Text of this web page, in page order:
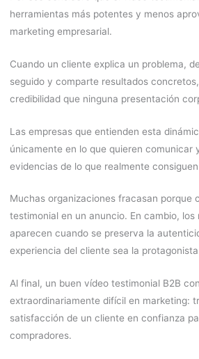
herramientas más potentes y menos
marketing empresarial.
Cuando un cliente explica un problema,
seguido y comparte resultados
credibilidad que ninguna presentación
Las empresas que entienden esta
únicamente en lo que quieren comunicar
evidencias de lo que realmente
Muchas organizaciones fracasan porque
testimonial en un anuncio. En cambio, los
aparecen cuando se preserva la
experiencia del cliente sea la
Al final, un buen vídeo testimonial B2B
extraordinariamente difícil en marketing:
satisfacción de un cliente en confianza
compradores.